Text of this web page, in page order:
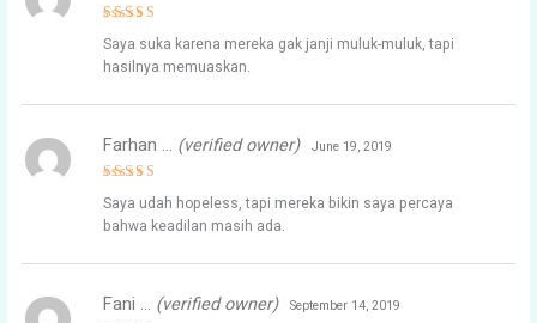
5
out of 5
Saya suka karena mereka gak janji muluk-muluk, tapi
hasilnya memuaskan.
Rated5
out of 5
Farhan … (verified owner) June 19, 2019
Saya udah hopeless, tapi mereka bikin saya percaya
bahwa keadilan masih ada.
Fani … (verified owner) September 14, 2019